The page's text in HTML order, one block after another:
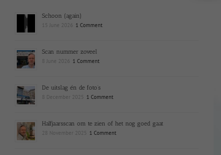
Schoon (again)
15 June 2026 1 Comment
Scan nummer zoveel
8 June 2026 1 Comment
De uitslag én de foto’s
8 December 2025 1 Comment
Halfjaarsscan om te zien of het nog goed gaat
28 November 2025 1 Comment